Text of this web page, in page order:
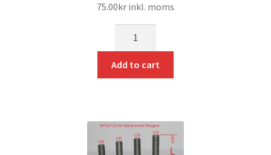
75.00kr inkl. moms
Add to cart